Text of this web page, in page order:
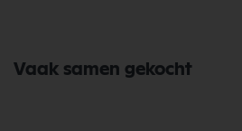
Vaak samen gekocht